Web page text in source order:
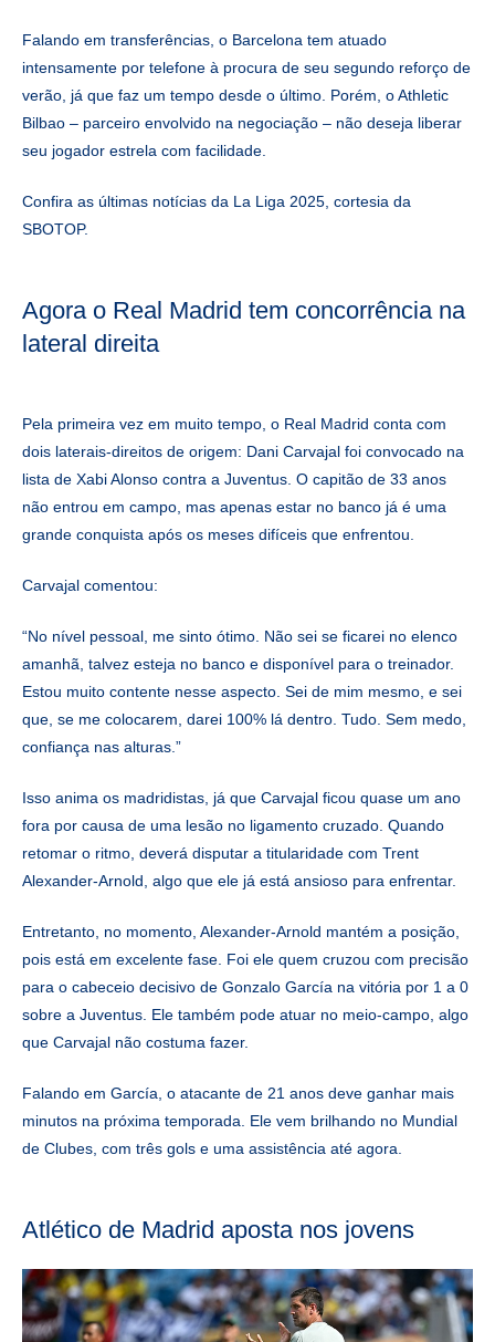
Falando em transferências, o Barcelona tem atuado
intensamente por telefone à procura de seu segundo reforço de
verão, já que faz um tempo desde o último. Porém, o Athletic
Bilbao – parceiro envolvido na negociação – não deseja liberar
seu jogador estrela com facilidade.
Confira as últimas notícias da La Liga 2025, cortesia da
SBOTOP.
Agora o Real Madrid tem concorrência na
lateral direita
Pela primeira vez em muito tempo, o Real Madrid conta com
dois laterais-direitos de origem: Dani Carvajal foi convocado na
lista de Xabi Alonso contra a Juventus. O capitão de 33 anos
não entrou em campo, mas apenas estar no banco já é uma
grande conquista após os meses difíceis que enfrentou.
Carvajal comentou:
“No nível pessoal, me sinto ótimo. Não sei se ficarei no elenco
amanhã, talvez esteja no banco e disponível para o treinador.
Estou muito contente nesse aspecto. Sei de mim mesmo, e sei
que, se me colocarem, darei 100% lá dentro. Tudo. Sem medo,
confiança nas alturas.”
Isso anima os madridistas, já que Carvajal ficou quase um ano
fora por causa de uma lesão no ligamento cruzado. Quando
retomar o ritmo, deverá disputar a titularidade com Trent
Alexander-Arnold, algo que ele já está ansioso para enfrentar.
Entretanto, no momento, Alexander-Arnold mantém a posição,
pois está em excelente fase. Foi ele quem cruzou com precisão
para o cabeceio decisivo de Gonzalo García na vitória por 1 a 0
sobre a Juventus. Ele também pode atuar no meio-campo, algo
que Carvajal não costuma fazer.
Falando em García, o atacante de 21 anos deve ganhar mais
minutos na próxima temporada. Ele vem brilhando no Mundial
de Clubes, com três gols e uma assistência até agora.
Atlético de Madrid aposta nos jovens